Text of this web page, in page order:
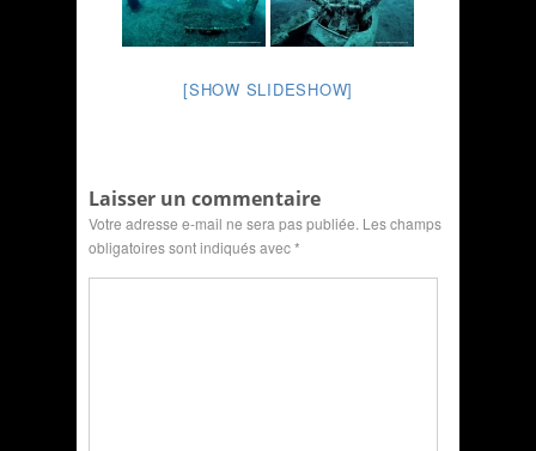
[SHOW SLIDESHOW]
Laisser un commentaire
Votre adresse e-mail ne sera pas publiée. Les champs
obligatoires sont indiqués avec*